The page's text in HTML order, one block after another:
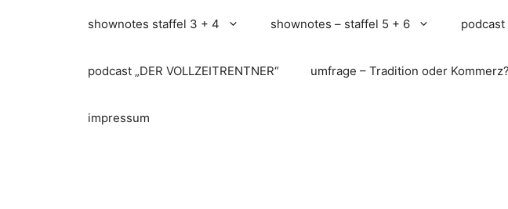
shownotes staffel 3 + 4 shownotes – staffel 5 + 6 podcast
podcast „DER VOLLZEITRENTNER“ umfrage – Tradition oder Kommerz?
impressum